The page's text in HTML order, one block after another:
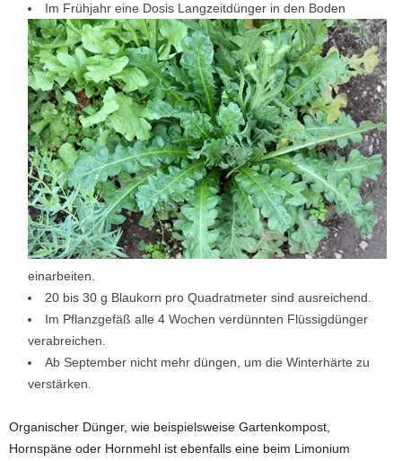
Im Frühjahr eine Dosis Langzeitdünger in den Boden
einarbeiten.
20 bis 30 g Blaukorn pro Quadratmeter sind ausreichend.
Im Pflanzgefäß alle 4 Wochen verdünnten Flüssigdünger
verabreichen.
Ab September nicht mehr düngen, um die Winterhärte zu
verstärken.
Organischer Dünger, wie beispielsweise Gartenkompost,
Hornspäne oder Hornmehl ist ebenfalls eine beim Limonium